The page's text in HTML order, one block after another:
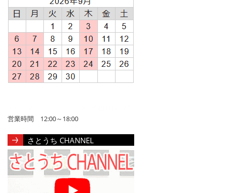
営業時間 12:00～18:00
さとうち CHANNEL